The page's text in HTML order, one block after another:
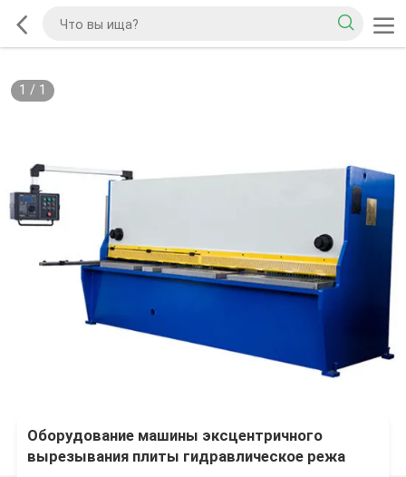
1 / 1
Оборудование машины эксцентричного
вырезывания плиты гидравлическое режа